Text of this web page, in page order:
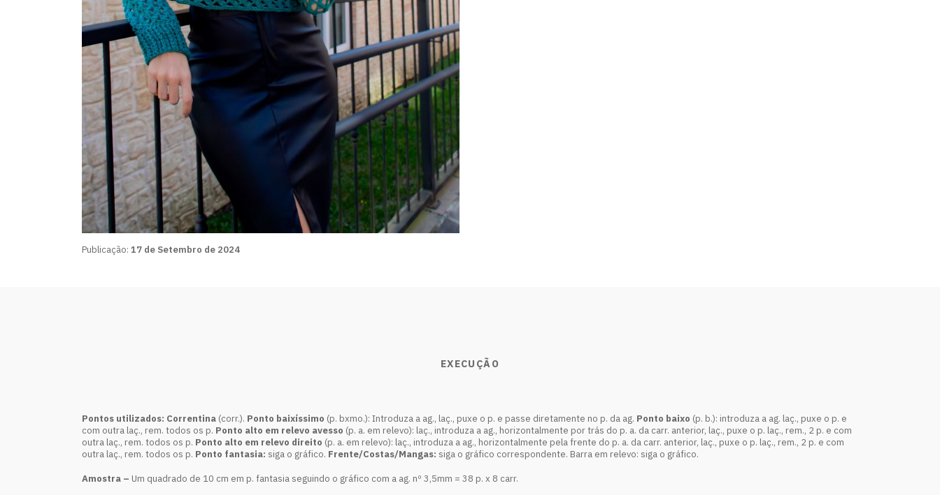
Publicação: 17 de Setembro de 2024
EXECUÇÃO
Pontos utilizados: Correntina (corr.). Ponto baixíssimo (p. bxmo.): Introduza a ag., laç., puxe o p. e passe diretamente no p. da ag. Ponto baixo (p. b.): introduza a ag. laç., puxe o p. e
com outra laç., rem. todos os p. Ponto alto em relevo avesso (p. a. em relevo): laç., introduza a ag., horizontalmente por trás do p. a. da carr. anterior, laç., puxe o p. laç., rem., 2 p. e com
outra laç., rem. todos os p. Ponto alto em relevo direito (p. a. em relevo): laç., introduza a ag., horizontalmente pela frente do p. a. da carr. anterior, laç., puxe o p. laç., rem., 2 p. e com
outra laç., rem. todos os p. Ponto fantasia: siga o gráfico. Frente/Costas/Mangas: siga o gráfico correspondente. Barra em relevo: siga o gráfico.
Amostra – Um quadrado de 10 cm em p. fantasia seguindo o gráfico com a ag. nº 3,5mm = 38 p. x 8 carr.